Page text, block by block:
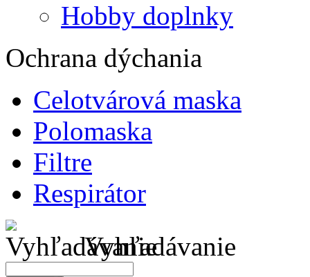
Hobby doplnky
Ochrana dýchania
Celotvárová maska
Polomaska
Filtre
Respirátor
Vyhľadávanie